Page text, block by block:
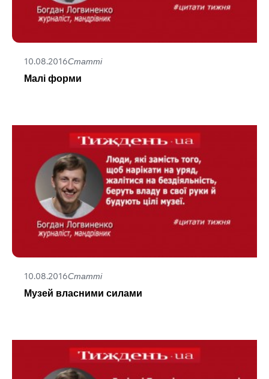
10.08.2016Статті
Малі форми
10.08.2016Статті
Музей власними силами